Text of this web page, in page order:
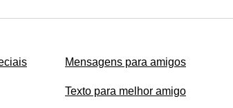
e, assim, mantê-los por perto de um jeito
que estão guardados no lado
Mensagens para amigos
Texto para melhor amigo